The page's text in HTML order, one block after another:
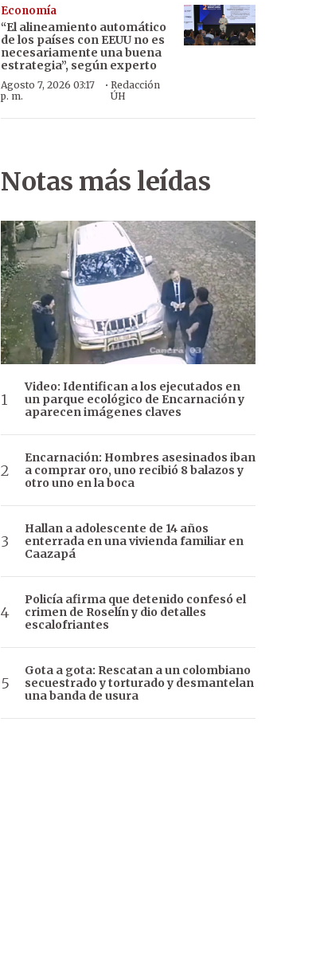
Economía
“El alineamiento automático
de los países con EEUU no es
necesariamente una buena
estrategia”, según experto
Agosto 7, 2026 03:17
p. m.
· Redacción
ÚH
Notas más leídas
Video: Identifican a los ejecutados en
un parque ecológico de Encarnación y
aparecen imágenes claves
Encarnación: Hombres asesinados iban
a comprar oro, uno recibió 8 balazos y
otro uno en la boca
Hallan a adolescente de 14 años
enterrada en una vivienda familiar en
Caazapá
Policía afirma que detenido confesó el
crimen de Roselín y dio detalles
escalofriantes
Gota a gota: Rescatan a un colombiano
secuestrado y torturado y desmantelan
una banda de usura